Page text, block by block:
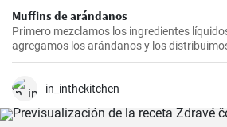
Muffins de arándanos
Primero mezclamos los ingredientes
agregamos los arándanos y los
moldes.
in_inthekitchen